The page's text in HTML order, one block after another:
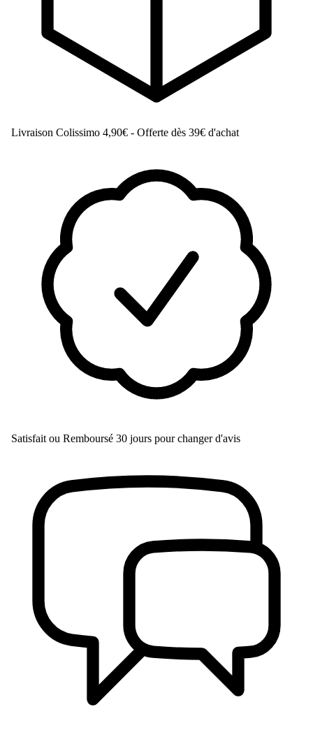
Livraison Colissimo 4,90€ - Offerte dès 39€ d'achat
Satisfait ou Remboursé 30 jours pour changer d'avis